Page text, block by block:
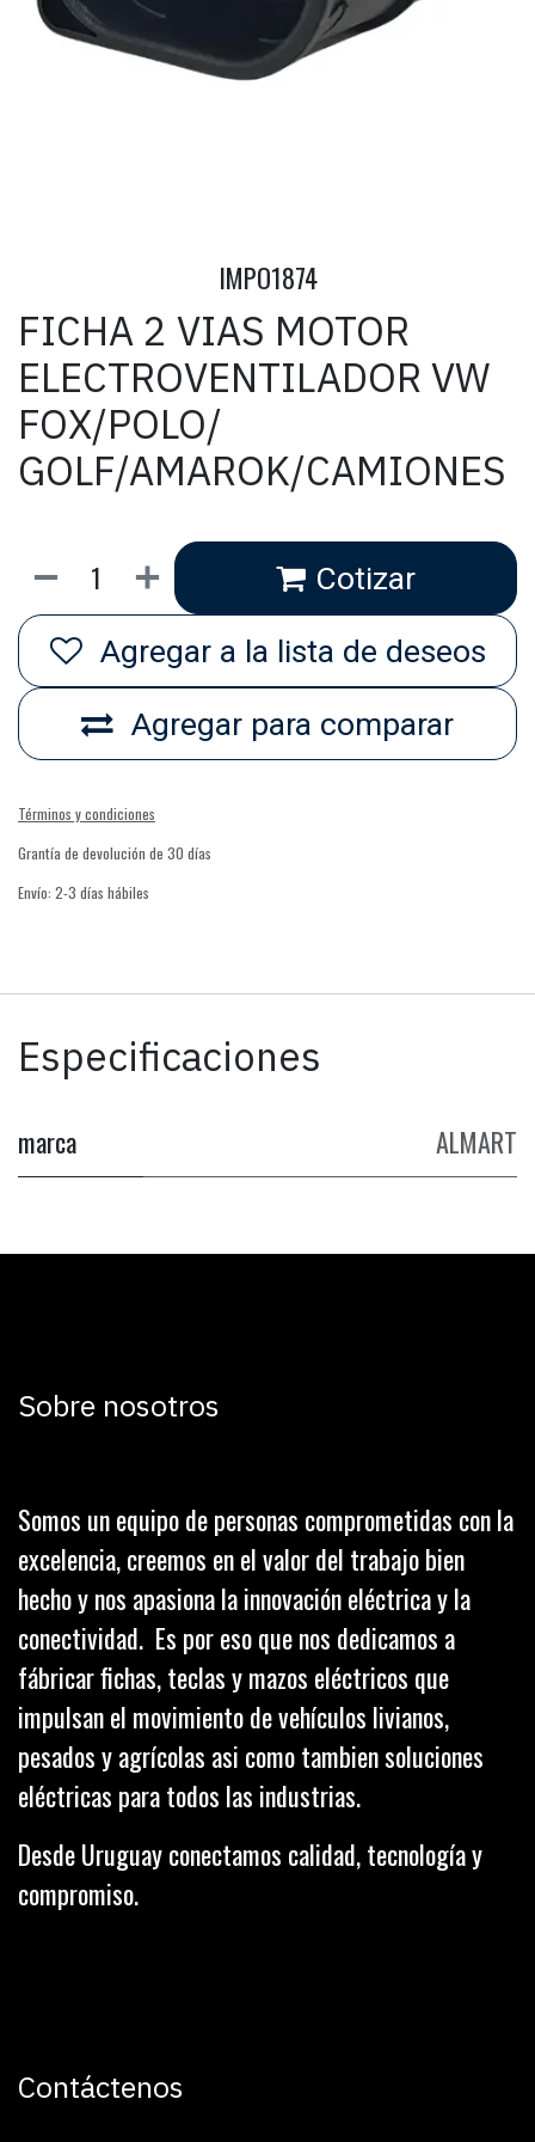
IMPO1874
FICHA 2 VIAS MOTOR
ELECTROVENTILADOR VW
FOX/POLO/
GOLF/AMAROK/CAMIONES
Cotizar
Agregar para comparar
Agregar a la lista de deseos
Términos y condiciones
Grantía de devolución de 30 días
Envío: 2-3 días hábiles
Especificaciones
marca ALMART
Sobre nosotros
Somos un equipo de personas comprometidas con la
excelencia, creemos en el valor del trabajo bien
hecho y nos apasiona la innovación eléctrica y la
conectividad. Es por eso que nos dedicamos a
fábricar fichas, teclas y mazos eléctricos que
impulsan el movimiento de vehículos livianos,
pesados y agrícolas asi como tambien soluciones
eléctricas para todos las industrias.
Desde Uruguay conectamos calidad, tecnología y
compromiso.
Contáctenos